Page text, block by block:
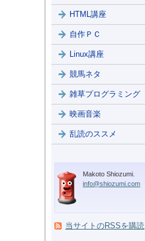
HTML講座
自作ＰＣ
Linux講座
競馬ネタ
雑草プログラミング
映画音楽
乱読のススメ
Makoto Shiozumi.
info@shiozumi.com
当サイトのRSSを購読